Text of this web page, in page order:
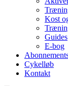
Kost
Guides
E-bog
Cykelløb
Kontakt